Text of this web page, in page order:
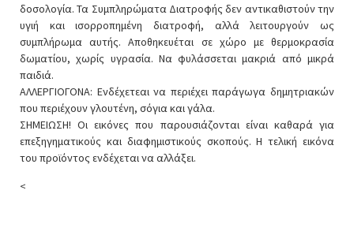
δοσολογία. Τα Συμπληρώματα Διατροφής δεν αντικαθιστούν την
υγιή και ισορροπημένη διατροφή, αλλά λειτουργούν ως
συμπλήρωμα αυτής. Αποθηκευέται σε χώρο με θερμοκρασία
δωματίου, χωρίς υγρασία. Να φυλάσσεται μακριά από μικρά
παιδιά.
ΑΛΛΕΡΓΙΟΓΟΝΑ: Ενδέχετεαι να περιέχει παράγωγα δημητριακών
που περιέχουν γλουτένη, σόγια και γάλα.
ΣΗΜΕΙΩΣΗ! Οι εικόνες που παρουσιάζονται είναι καθαρά για
επεξηγηματικούς και διαφημιστικούς σκοπούς. Η τελική εικόνα
του προϊόντος ενδέχεται να αλλάξει.
<